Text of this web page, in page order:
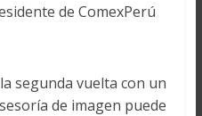
de ComexPerú
segunda vuelta con un
de imagen puede